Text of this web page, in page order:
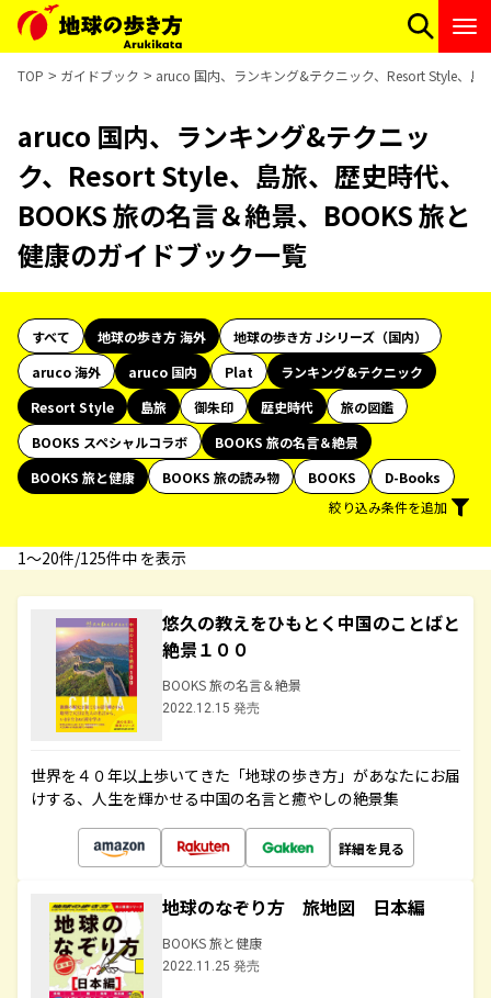
TOP ガイドブック aruco 国内、ランキング&テクニック、Resort Style、
aruco 国内、ランキング&テクニッ
ク、Resort Style、島旅、歴史時代、
BOOKS 旅の名言＆絶景、BOOKS 旅と
健康のガイドブック一覧
すべて 地球の歩き方 海外
地球の歩き方 Jシリーズ（国内）
aruco 海外
aruco 国内 Plat
ランキング&テクニック
Resort Style
島旅 御朱印 歴史時代
旅の図鑑
BOOKS スペシャルコラボ
BOOKS 旅の名言＆絶景
BOOKS 旅と健康
BOOKS 旅の読み物 BOOKS
D-Books
絞り込み条件を追加
1〜20件/125件中 を表示
悠久の教えをひもとく中国のことばと
絶景１００
BOOKS 旅の名言＆絶景
2022.12.15 発売
世界を４０年以上歩いてきた「地球の歩き方」があなたにお届
けする、人生を輝かせる中国の名言と癒やしの絶景集
詳細を見る
地球のなぞり方 旅地図 日本編
BOOKS 旅と健康
2022.11.25 発売